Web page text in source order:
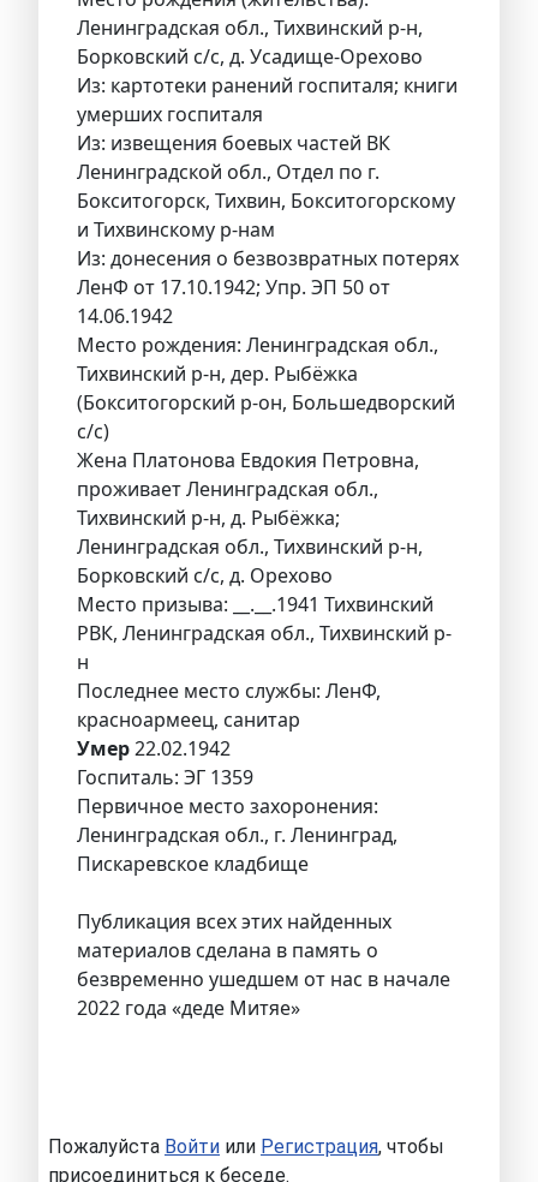
Ленинградская обл., Тихвинский р-н,
Борковский с/с, д. Усадище-Орехово
Из: картотеки ранений госпиталя; книги
умерших госпиталя
Из: извещения боевых частей ВК
Ленинградской обл., Отдел по г.
Бокситогорск, Тихвин, Бокситогорскому
и Тихвинскому р-нам
Из: донесения о безвозвратных потерях
ЛенФ от 17.10.1942; Упр. ЭП 50 от
14.06.1942
Место рождения: Ленинградская обл.,
Тихвинский р-н, дер. Рыбёжка
(Бокситогорский р-он, Большедворский
с/с)
Жена Платонова Евдокия Петровна,
проживает Ленинградская обл.,
Тихвинский р-н, д. Рыбёжка;
Ленинградская обл., Тихвинский р-н,
Борковский с/с, д. Орехово
Место призыва: __.__.1941 Тихвинский
РВК, Ленинградская обл., Тихвинский р-
н
Последнее место службы: ЛенФ,
красноармеец, санитар
Умер22.02.1942
Госпиталь: ЭГ 1359
Первичное место захоронения:
Ленинградская обл., г. Ленинград,
Пискаревское кладбище
Публикация всех этих найденных
материалов сделана в память о
безвременно ушедшем от нас в начале
2022 года «деде Митяе»
Пожалуйста Войти или Регистрация, чтобы
присоединиться к беседе.